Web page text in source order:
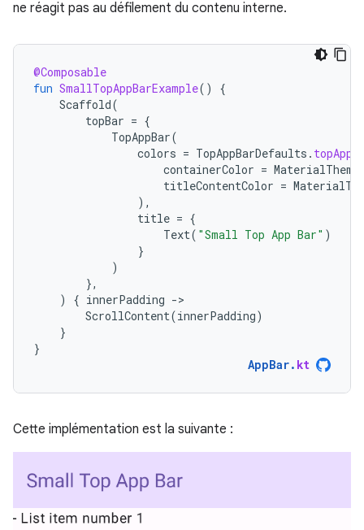
ne réagit pas au défilement du contenu interne.
@Composable
fun SmallTopAppBarExample()
{
Scaffold(
topBar = {
TopAppBar(
colors = TopAppBarDefaults .
containerColor = MaterialTheme
titleContentColor =
),
title = {
Text( "Small Top App Bar" )
}
)
},
)
{ innerPadding -
ScrollContent(innerPadding)
}
}
AppBar. kt
Cette implémentation est la suivante :